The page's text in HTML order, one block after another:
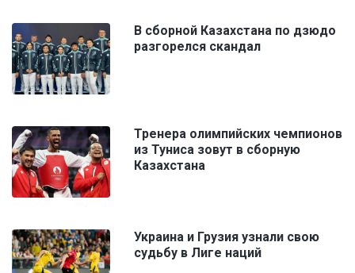
В сборной Казахстана по дзюдо
разгорелся скандал
Тренера олимпийских чемпионов
из Туниса зовут в сборную
Казахстана
Украина и Грузия узнали свою
судьбу в Лиге наций